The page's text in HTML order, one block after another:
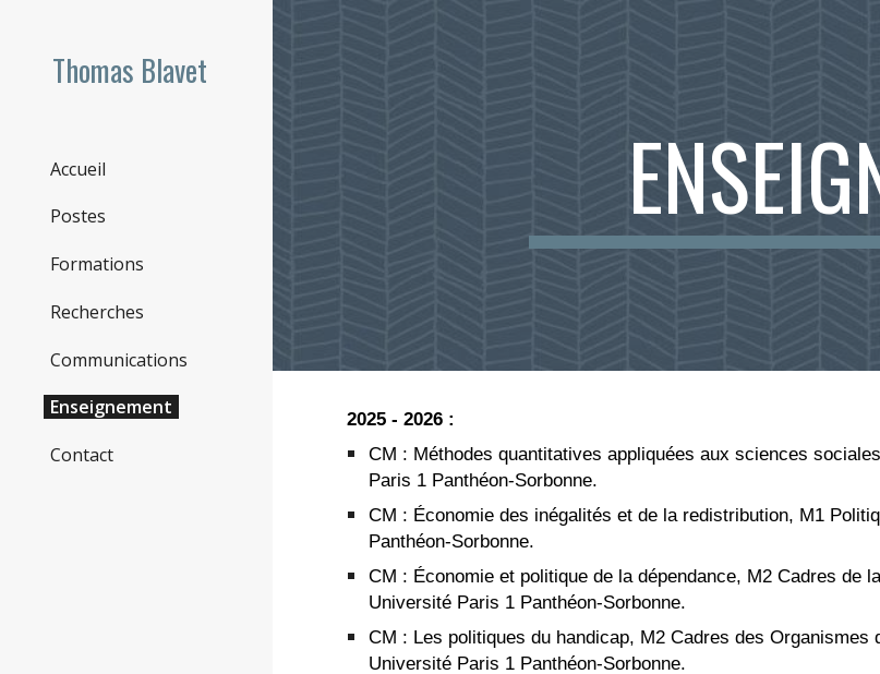
Thomas Blavet
Accueil
Postes
Formations
Recherches
Communications
Enseignement
Contact
2025 - 2026 :
CM : Méthodes quantitatives appliquées aux sciences
Paris 1 Panthéon-Sorbonne.
CM : Économie des inégalités et de la redistribution, M1
Panthéon-Sorbonne.
CM : Économie et politique de la dépendance, M2 Cadres de
Université Paris 1 Panthéon-Sorbonne.
CM : Les politiques du handicap, M2 Cadres des
Université Paris 1 Panthéon-Sorbonne.